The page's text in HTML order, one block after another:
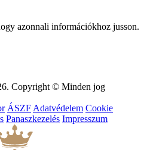
azonnali információkhoz jusson.
Copyright © Minden jog
ÁSZF Adatvédelem Cookie
Panaszkezelés Impresszum